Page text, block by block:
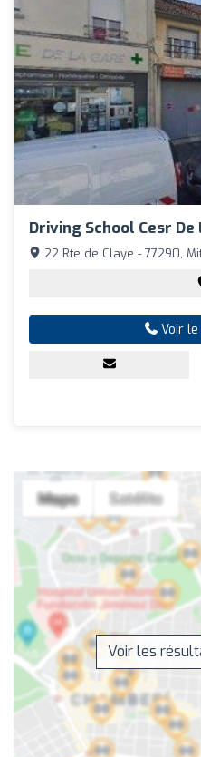
Driving School Cesr De
22 Rte de Claye - 77290,
Voir le
Voir les